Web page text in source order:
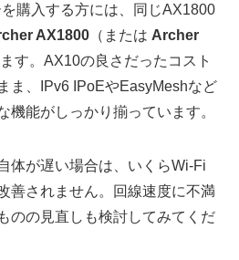
購入する方には、同じAX1800
AX1800 （または Archer
す。AX10の良さだったコスト
ま、IPv6 IPoEやEasyMeshなど
機能がしっかり揃っています。
体が遅い場合は、いくらWi-Fi
善されません。回線速度に不満
のの見直しも検討してみてくだ